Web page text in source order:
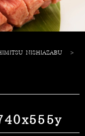
NISHIAZABU
>